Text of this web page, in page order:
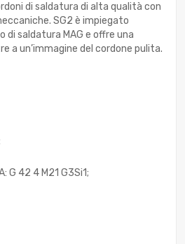
di saldatura di alta qualità con
SG2 è impiegato
saldatura MAG e offre una
a un’immagine del cordone pulita.
G 42 4 M21 G3Si1;